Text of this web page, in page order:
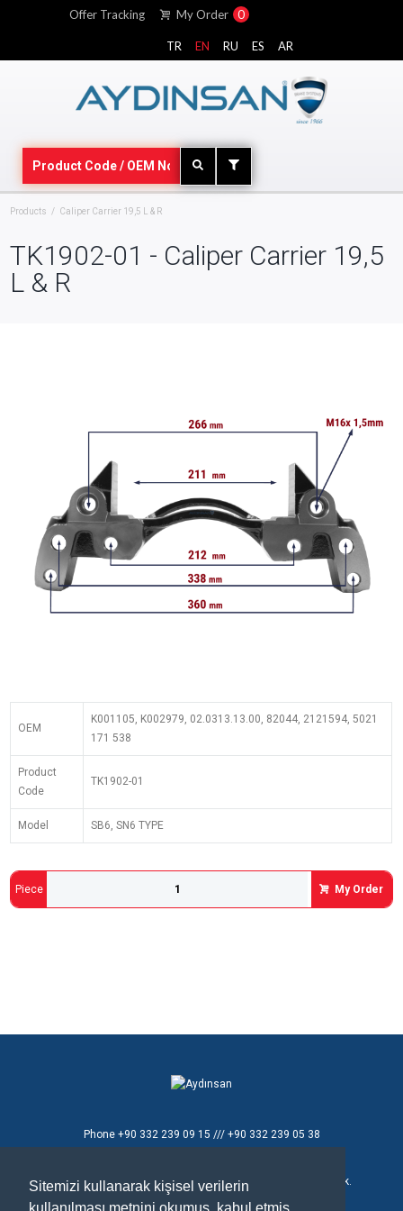
Sitemizi kullanarak kişisel verilerin
Offer Tracking My Order 0
TR EN RU ES AR
Products Caliper Carrier 19,5 L & R
TK1902-01 - Caliper Carrier 19,5
L & R
OEM
K001105, K002979, 02.0313.13.00, 82044, 2121594, 5021
171 538
Product
Code
TK1902-01
Model SB6, SN6 TYPE
Piece My Order
Phone+90 332 239 09 15 /// +90 332 239 05 38
Konya Organize Sanayi Bölgesi T.Ziyaeddin Cad. 8 No'lu Sok.